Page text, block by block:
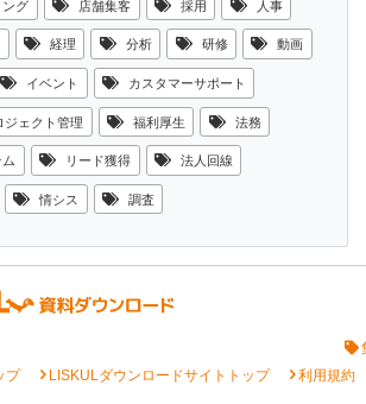
ング 店舗集客 採用 人事
経理 分析 研修 動画
イベント カスタマーサポート
ジェクト管理 福利厚生 法務
リード獲得 法人回線
情シス 調査
プ chevron_rightLISKULダウンロードサイトトップ chevron_right利用規約